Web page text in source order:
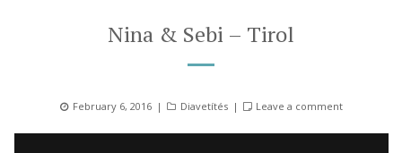
Nina & Sebi – Tirol
Posted
February 6, 2016 Categories
Diavetítés Leave a comment